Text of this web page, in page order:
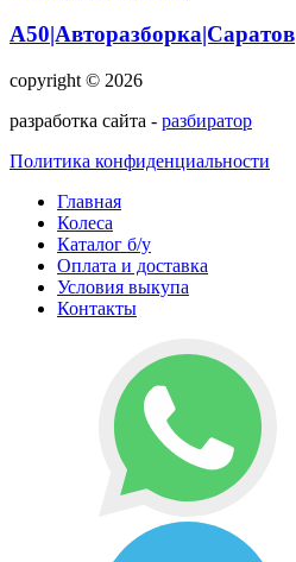
А50|Авторазборка|Саратов
copyright © 2026
разработка сайта - разбиратор
Политика конфиденциальности
Главная
Колеса
Каталог б/у
Оплата и доставка
Условия выкупа
Контакты